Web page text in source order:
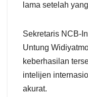
lama setelah
Sekretaris NCB-
Untung
keberhasilan
intelijen
akurat.